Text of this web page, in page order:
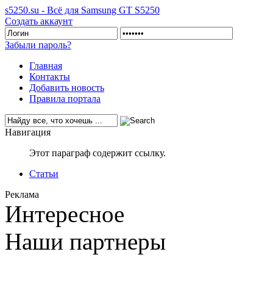
s5250.su - Всё для Samsung GT S5250
Создать аккаунт
Забыли пароль?
Главная
Контакты
Добавить новость
Правила портала
Навигация
Этот параграф содержит ссылку.
Статьи
Реклама
Интересное
Наши партнеры